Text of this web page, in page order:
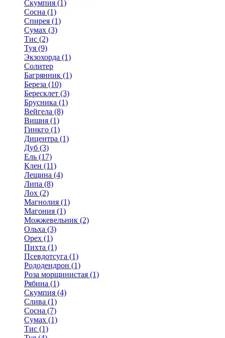
Скумпия (1)
Сосна (1)
Спирея (1)
Сумах (3)
Тис (2)
Туя (9)
Экзохорда (1)
Солитер
Багрянник (1)
Береза (10)
Бересклет (3)
Брусника (1)
Вейгела (8)
Вишня (1)
Гинкго (1)
Дицентра (1)
Дуб (3)
Ель (17)
Клен (11)
Лещина (4)
Липа (8)
Лох (2)
Магнолия (1)
Магония (1)
Можжевельник (2)
Ольха (3)
Орех (1)
Пихта (1)
Псевдотсуга (1)
Рододендрон (1)
Роза морщинистая (1)
Рябина (1)
Скумпия (4)
Слива (1)
Сосна (7)
Сумах (1)
Тис (1)